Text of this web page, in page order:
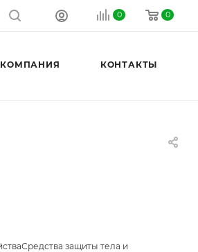
0 0
КОМПАНИЯ КОНТАКТЫ
Средства защиты тела и